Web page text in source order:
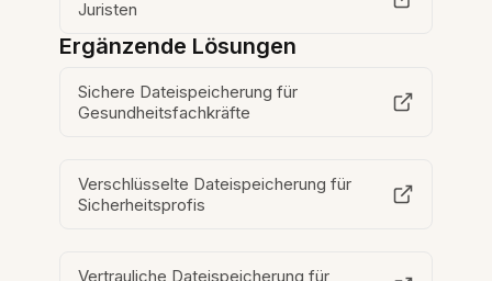
Juristen
Ergänzende Lösungen
Sichere Dateispeicherung für
Gesundheitsfachkräfte
Verschlüsselte Dateispeicherung für
Sicherheitsprofis
Vertrauliche Dateispeicherung für